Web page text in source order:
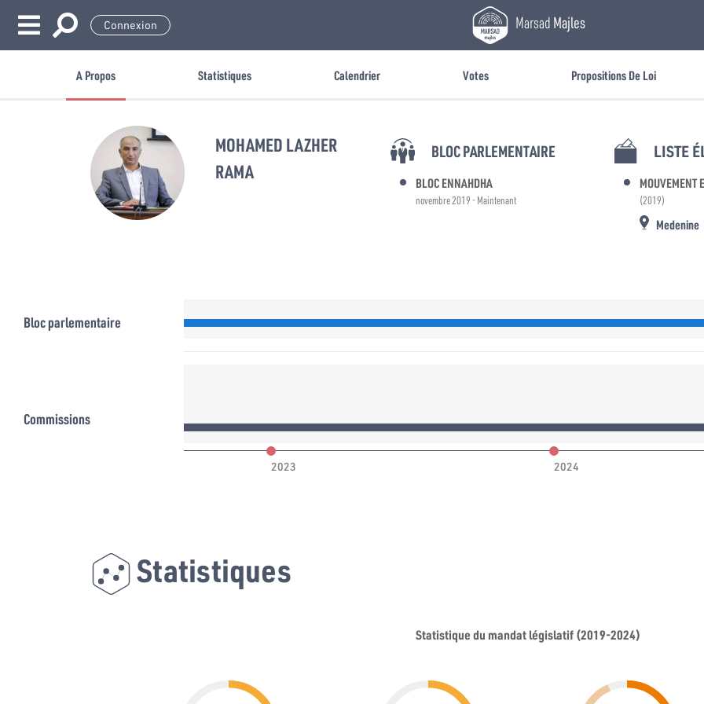
Connexion MarsadMajles
A Propos Statistiques Calendrier Votes Propositions De Loi
MOHAMED LAZHER
RAMA
BLOC PARLEMENTAIRE
BLOC ENNAHDHA
novembre 2019 - Maintenant
LISTE
MOUVEMENT
(2019)
Medenine
Bloc parlementaire
Commissions
l’environnement
2023 2024
Statistiques
Statistique du mandat législatif (2019-2024)